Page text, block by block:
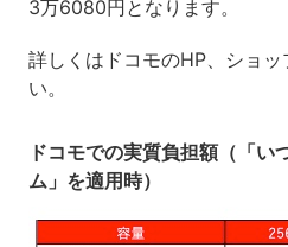
3万6080円となります。
詳しくはドコモのHP、ショ
い。
ドコモでの実質負担額（「い
ム」を適用時）